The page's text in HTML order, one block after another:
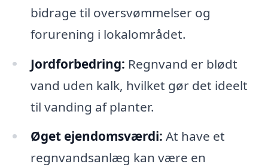
bidrage til oversvømmelser og
forurening i lokalområdet.
Jordforbedring: Regnvand er blødt
vand uden kalk, hvilket gør det ideelt
til vanding af planter.
Øget ejendomsværdi: At have et
regnvandsanlæg kan være en